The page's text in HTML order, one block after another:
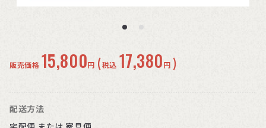
販売価格 15,800円 (税込 17,380円 )
配送方法